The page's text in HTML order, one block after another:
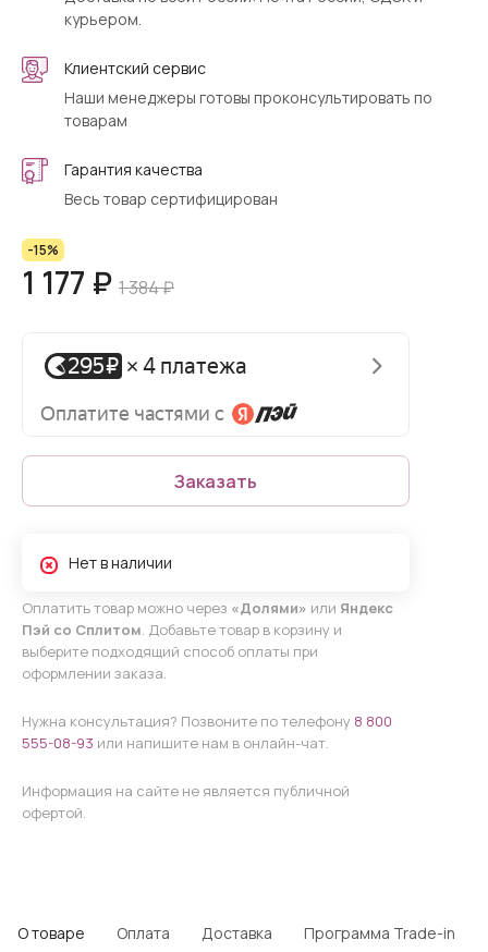
курьером.
Клиентский сервис
Наши менеджеры готовы проконсультировать по
товарам
Гарантия качества
Весь товар сертифицирован
-15%
1 177 ₽ 1 384 ₽
Заказать
Нет в наличии
Оплатить товар можно через «Долями» или Яндекс
Пэй со Сплитом. Добавьте товар в корзину и
выберите подходящий способ оплаты при
оформлении заказа.
Нужна консультация? Позвоните по телефону 8 800
555-08-93 или напишите нам в онлайн-чат.
Информация на сайте не является публичной
офертой.
О товаре Оплата Доставка Программа Trade-in